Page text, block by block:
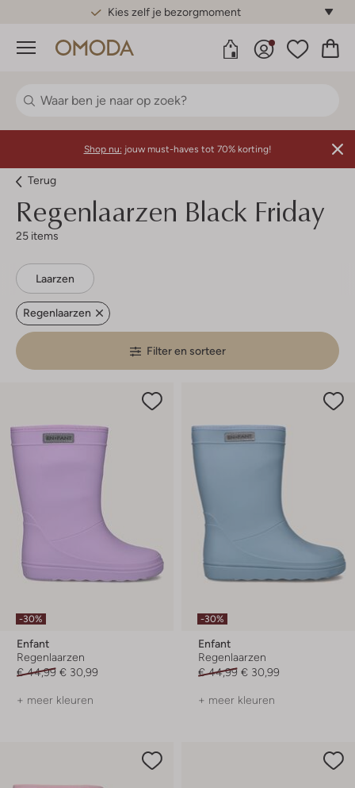
Gratis standaard verzending*
Menu
Shop nu: jouw must-haves tot 70% korting!
Terug
Regenlaarzen Black Friday
25 items
Laarzen
Regenlaarzen
Filter en sorteer
-30%
Enfant
Regenlaarzen
€ 44,99 € 30,99
+ meer kleuren
-30%
Enfant
Regenlaarzen
€ 44,99 € 30,99
+ meer kleuren